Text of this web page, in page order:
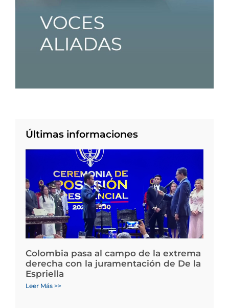
Últimas informaciones
Colombia pasa al campo de la extrema
derecha con la juramentación de De la
Espriella
Leer Más >>